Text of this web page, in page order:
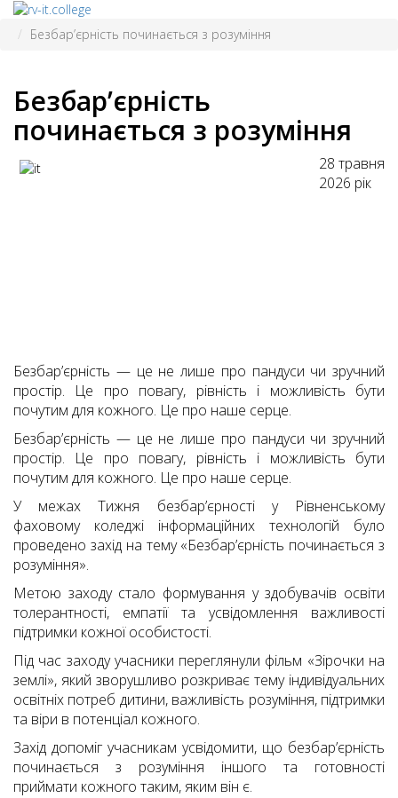
Безбар’єрність починається з розуміння
Безбар’єрність
починається з розуміння
28 травня
2026 рік
Безбар’єрність — це не лише про пандуси чи зручний
простір. Це про повагу, рівність і можливість бути
почутим для кожного. Це про наше серце.
Безбар’єрність — це не лише про пандуси чи зручний
простір. Це про повагу, рівність і можливість бути
почутим для кожного. Це про наше серце.
У межах Тижня безбар’єрності у Рівненському
фаховому коледжі інформаційних технологій було
проведено захід на тему «Безбар’єрність починається з
розуміння».
Метою заходу стало формування у здобувачів освіти
толерантності, емпатії та усвідомлення важливості
підтримки кожної особистості.
Під час заходу учасники переглянули фільм «Зірочки на
землі», який зворушливо розкриває тему індивідуальних
освітніх потреб дитини, важливість розуміння, підтримки
та віри в потенціал кожного.
Захід допоміг учасникам усвідомити, що безбар’єрність
починається з розуміння іншого та готовності
приймати кожного таким, яким він є.